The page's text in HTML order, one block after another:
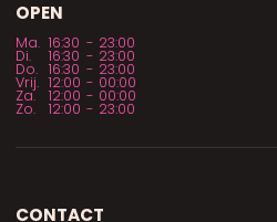
OPEN
Ma. 16:30 - 23:00
Di. 16:30 - 23:00
Do. 16:30 - 23:00
Vrij. 12:00 - 00:00
Za. 12:00 - 00:00
Zo. 12:00 - 23:00
CONTACT